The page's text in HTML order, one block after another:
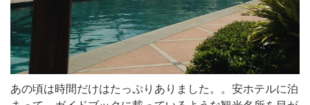
あの頃は時間だけはたっぷりありました。。安ホテルに泊